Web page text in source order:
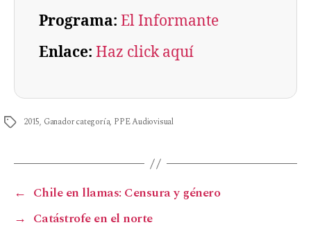
Programa: El Informante
Enlace: Haz click aquí
2015, Ganador categoría, PPE Audiovisual
← Chile en llamas: Censura y género
→ Catástrofe en el norte